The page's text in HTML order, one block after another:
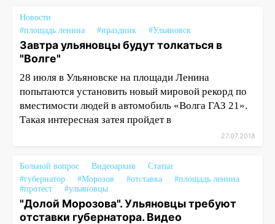
Новости
#площадь ленина
#праздник #Ульяновск
Завтра ульяновцы будут толкаться в
"Волге"
28 июля в Ульяновске на площади Ленина
попытаются установить новый мировой рекорд по
вместимости людей в автомобиль «Волга ГАЗ 21».
Такая интересная затея пройдет в
27.07.2018
Больной вопрос Видеоархив
Статьи
#губернатор
#Морозов #отставка
#площадь ленина
#протест
#ульяновцы
"Долой Морозова". Ульяновцы требуют
отставки губернатора. Видео